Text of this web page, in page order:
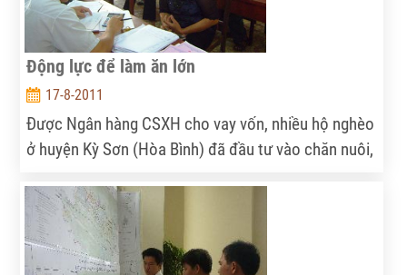
Động lực để làm ăn lớn
17-8-2011
Được Ngân hàng CSXH cho vay vốn, nhiều hộ nghèo
ở huyện Kỳ Sơn (Hòa Bình) đã đầu tư vào chăn nuôi,
nhiều lao động.